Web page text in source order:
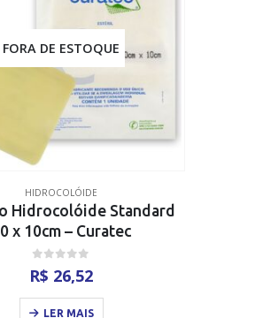
FORA DE ESTOQUE
HIDROCOLÓIDE
Hidrocolóide Standard
x 10cm – Curatec
out of 5
R$ 26,52
LER MAIS